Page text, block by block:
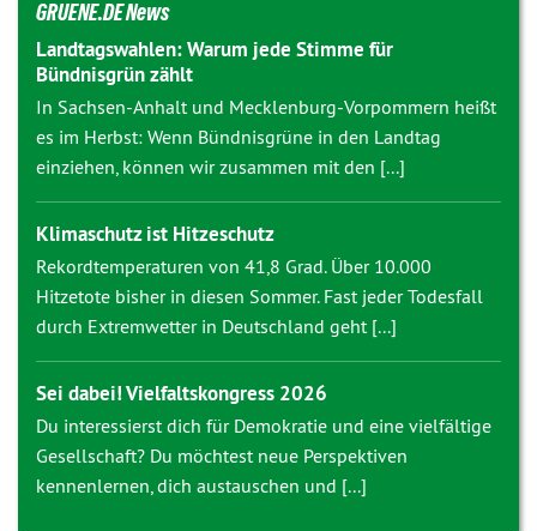
GRUENE.DE News
Landtagswahlen: Warum jede Stimme für
Bündnisgrün zählt
In Sachsen-Anhalt und Mecklenburg-Vorpommern heißt
es im Herbst: Wenn Bündnisgrüne in den Landtag
einziehen, können wir zusammen mit den [...]
Klimaschutz ist Hitzeschutz
Rekordtemperaturen von 41,8 Grad. Über 10.000
Hitzetote bisher in diesen Sommer. Fast jeder Todesfall
durch Extremwetter in Deutschland geht [...]
Sei dabei! Vielfaltskongress 2026
Du interessierst dich für Demokratie und eine vielfältige
Gesellschaft? Du möchtest neue Perspektiven
kennenlernen, dich austauschen und [...]